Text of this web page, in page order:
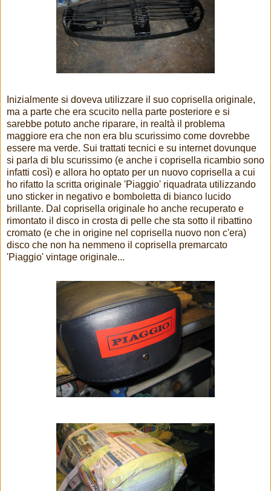
Inizialmente si doveva utilizzare il suo coprisella originale,
ma a parte che era scucito nella parte posteriore e si
sarebbe potuto anche riparare, in realtà il problema
maggiore era che non era blu scurissimo come dovrebbe
essere ma verde. Sui trattati tecnici e su internet dovunque
si parla di blu scurissimo (e anche i coprisella ricambio sono
infatti così) e allora ho optato per un nuovo coprisella a cui
ho rifatto la scritta originale 'Piaggio' riquadrata utilizzando
uno sticker in negativo e bomboletta di bianco lucido
brillante. Dal coprisella originale ho anche recuperato e
rimontato il disco in crosta di pelle che sta sotto il ribattino
cromato (e che in origine nel coprisella nuovo non c'era)
disco che non ha nemmeno il coprisella premarcato
'Piaggio' vintage originale...